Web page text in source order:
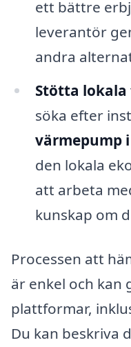
ett bättre
leverantör
andra
Stötta
söka efter
värmepump
den lokala
att arbeta
kunskap om
Processen att
är enkel och kan
plattformar,
Du kan beskriva